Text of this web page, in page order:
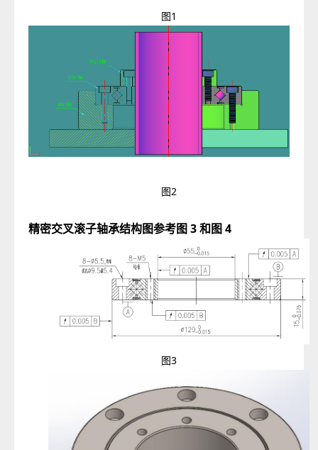
图1
图2
精密交叉滚子轴承结构图参考图 3 和图 4
图3